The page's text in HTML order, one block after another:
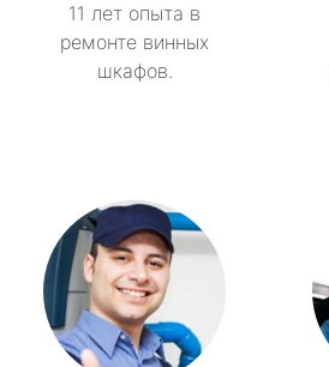
11 лет опыта в
ремонте винных
шкафов.